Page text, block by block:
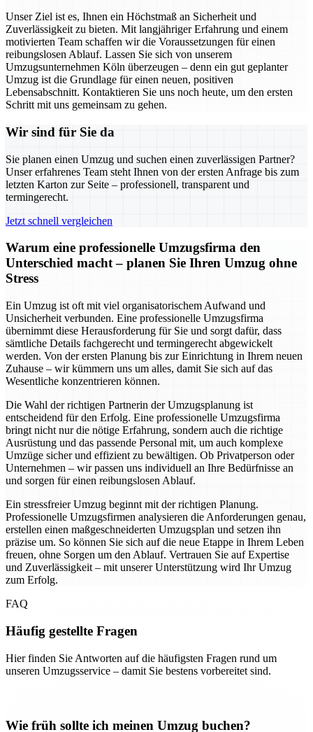
Unser Ziel ist es, Ihnen ein Höchstmaß an Sicherheit und
Zuverlässigkeit zu bieten. Mit langjähriger Erfahrung und einem
motivierten Team schaffen wir die Voraussetzungen für einen
reibungslosen Ablauf. Lassen Sie sich von unserem
Umzugsunternehmen Köln überzeugen – denn ein gut geplanter
Umzug ist die Grundlage für einen neuen, positiven
Lebensabschnitt. Kontaktieren Sie uns noch heute, um den ersten
Schritt mit uns gemeinsam zu gehen.
Wir sind für Sie da
Sie planen einen Umzug und suchen einen zuverlässigen Partner?
Unser erfahrenes Team steht Ihnen von der ersten Anfrage bis zum
letzten Karton zur Seite – professionell, transparent und
termingerecht.
Jetzt schnell vergleichen
Warum eine professionelle Umzugsfirma den
Unterschied macht – planen Sie Ihren Umzug ohne
Stress
Ein Umzug ist oft mit viel organisatorischem Aufwand und
Unsicherheit verbunden. Eine professionelle Umzugsfirma
übernimmt diese Herausforderung für Sie und sorgt dafür, dass
sämtliche Details fachgerecht und termingerecht abgewickelt
werden. Von der ersten Planung bis zur Einrichtung in Ihrem neuen
Zuhause – wir kümmern uns um alles, damit Sie sich auf das
Wesentliche konzentrieren können.
Die Wahl der richtigen Partnerin der Umzugsplanung ist
entscheidend für den Erfolg. Eine professionelle Umzugsfirma
bringt nicht nur die nötige Erfahrung, sondern auch die richtige
Ausrüstung und das passende Personal mit, um auch komplexe
Umzüge sicher und effizient zu bewältigen. Ob Privatperson oder
Unternehmen – wir passen uns individuell an Ihre Bedürfnisse an
und sorgen für einen reibungslosen Ablauf.
Ein stressfreier Umzug beginnt mit der richtigen Planung.
Professionelle Umzugsfirmen analysieren die Anforderungen genau,
erstellen einen maßgeschneiderten Umzugsplan und setzen ihn
präzise um. So können Sie sich auf die neue Etappe in Ihrem Leben
freuen, ohne Sorgen um den Ablauf. Vertrauen Sie auf Expertise
und Zuverlässigkeit – mit unserer Unterstützung wird Ihr Umzug
zum Erfolg.
FAQ
Häufig gestellte Fragen
Hier finden Sie Antworten auf die häufigsten Fragen rund um
unseren Umzugsservice – damit Sie bestens vorbereitet sind.
Wie früh sollte ich meinen Umzug buchen?